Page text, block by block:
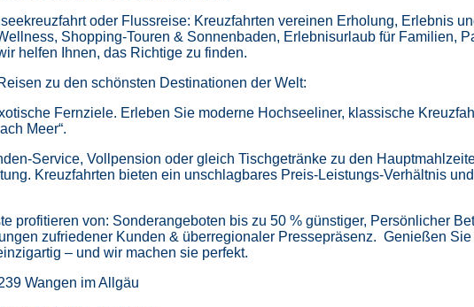
oder Flussreise: Kreuzfahrten vereinen Erholung, Erlebnis
Shopping-Touren & Sonnenbaden, Erlebnisurlaub für Familien,
helfen Ihnen, das Richtige zu finden.
zu den schönsten Destinationen der Welt:
Fernziele. Erleben Sie moderne Hochseeliner, klassische
Meer“.
Service, Vollpension oder gleich Tischgetränke zu den
Kreuzfahrten bieten ein unschlagbares Preis-Leistungs-Verhältnis
profitieren von: Sonderangeboten bis zu 50 % günstiger, Persönlicher
zufriedener Kunden & überregionaler Pressepräsenz. Genießen Sie
– und wir machen sie perfekt.
Wangen im Allgäu